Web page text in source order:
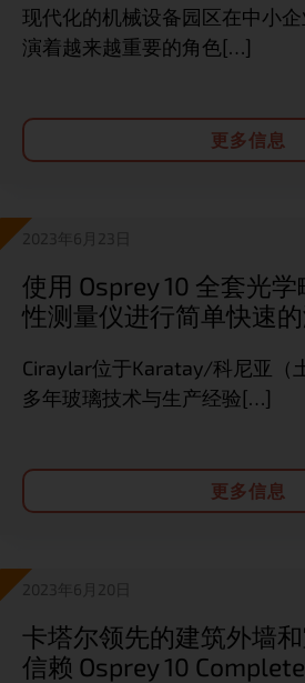
现代化的机械设备园区在中小
演着越来越重要的角色[…]
更多信息
2023年6月23日
使用 Osprey 10 全套光
性测量仪进行简单快速
Ciraylar位于Karatay/科尼亚（
多年玻璃技术与生产经验[…]
更多信息
2023年6月20日
卡塔尔领先的建筑外墙
信赖 Osprey 10 Complete